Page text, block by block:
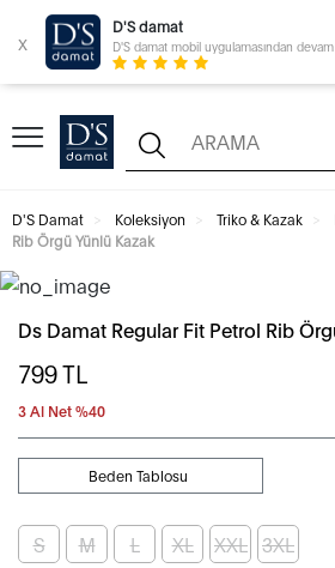
x
D'S damat
D'S damat mobil uygulamasından
D'S Damat Koleksiyon Triko & Kazak
Rib Örgü Yünlü Kazak
Ds Damat Regular Fit Petrol Rib
799TL
3 Al Net %40
Beden Tablosu
S M L XL XXL 3XL